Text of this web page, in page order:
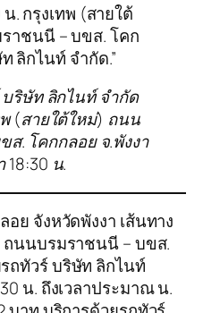
น. กรุงเทพ (สายใต้
าชนนี – บขส. โคก
ลิกไนท์ จำกัด.”
ริษัท ลิกไนท์ จำกัด
พ (สายใต้ใหม่) ถนน
. โคกกลอย จ.พังงา
18:30 น.
ย จังหวัดพังงา เส้นทาง
ถนนบรมราชนนี – บขส.
ถทัวร์ บริษัท ลิกไนท์
น. ถึงเวลาประมาณ น.